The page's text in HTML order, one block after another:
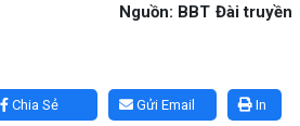
Nguồn: BBT Đài truyền
In
Gửi Email
Chia Sẻ